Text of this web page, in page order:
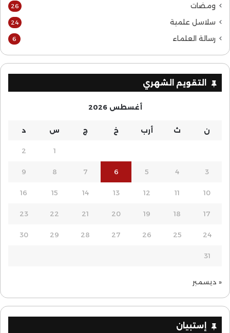
ومضات 26
سلاسل علمية 24
رسالة العلماء 6
التقويم الشهري
أغسطس 2026
ن ث أرب خ ج س د
1
2
3
4
5
6
7
8
9
10
11
12
13
14
15
16
17
18
19
20
21
22
23
24
25
26
27
28
29
30
31
« ديسمبر
إستبيان